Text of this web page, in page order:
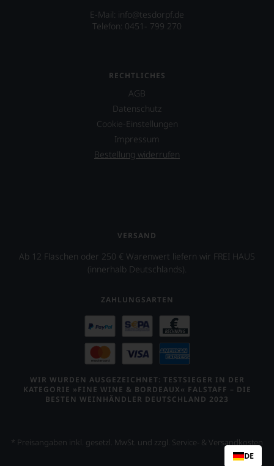
E-Mail: info@tesdorpf.de
Telefon: 0451- 799 270
RECHTLICHES
AGB
Datenschutz
Cookie-Einstellungen
Impressum
Bestellung widerrufen
VERSAND
Ab 12 Flaschen oder 250 € Warenwert liefern wir FREI HAUS
(innerhalb Deutschlands).
ZAHLUNGSARTEN
WIR WURDEN AUSGEZEICHNET: TESTSIEGER IN DER
KATEGORIE »FINE WINE & BORDEAUX« FALSTAFF – DIE
BESTEN WEINHÄNDLER DEUTSCHLAND 2023
* Preisangaben inkl. gesetzl. MwSt. und zzgl. Service- & Versandkosten
DE